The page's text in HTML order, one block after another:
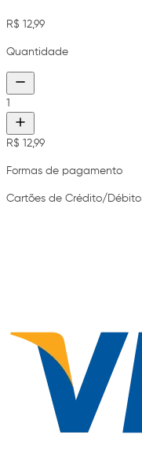
R$ 12,99
Quantidade
1
R$ 12,99
Formas de pagamento
Cartões de Crédito/Débito